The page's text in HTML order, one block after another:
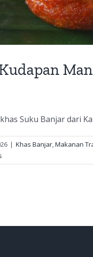
Suku Banjar dari
| Khas Banjar,Makanan